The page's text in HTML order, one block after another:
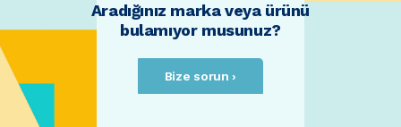
Aradığınız marka veya ürünü
bulamıyor musunuz?
Bize sorun ›